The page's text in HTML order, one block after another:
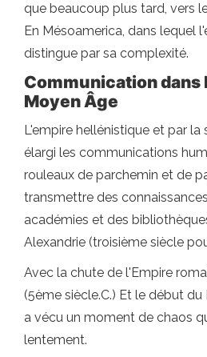
que beaucoup plus tard, vers
En Mésoamerica, dans lequel
distingue par sa complexité.
Communication dans
Moyen Âge
L'empire hellénistique et par la
élargi les communications
rouleaux de parchemin et de
transmettre des
académies et des
Alexandrie (troisième siècle
Avec la chute de l'Empire
(5ème siècle.C.) Et le début
a vécu un moment de chaos
lentement.